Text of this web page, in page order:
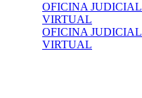
OFICINA JUDICIAL
VIRTUAL
OFICINA JUDICIAL
VIRTUAL